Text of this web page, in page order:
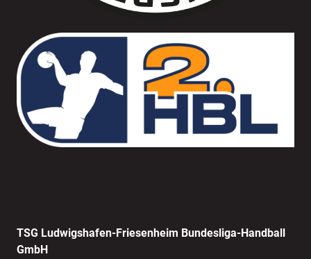
TSG Ludwigshafen-Friesenheim Bundesliga-Handball
GmbH